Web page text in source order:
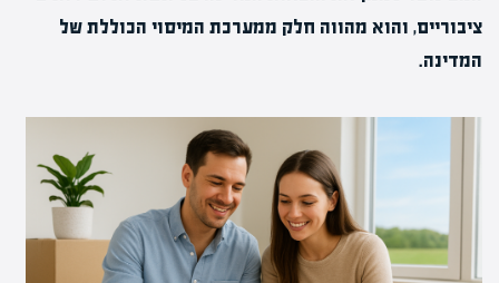
ציבוריים, והוא מהווה חלק ממערכת המיסוי הכוללת של
המדינה.